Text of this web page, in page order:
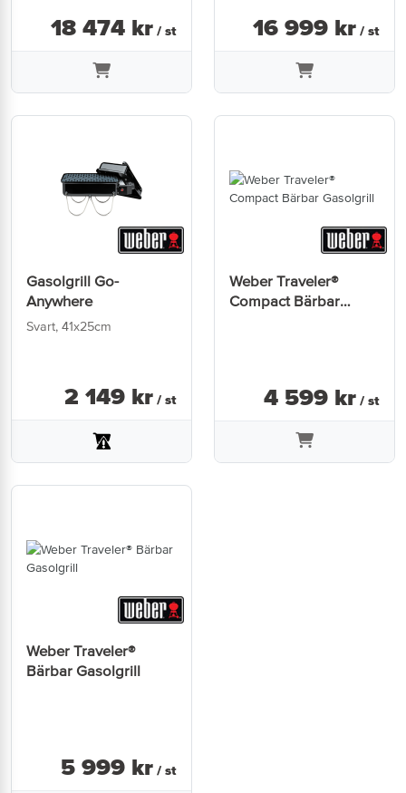
18 474 kr / st 16 999 kr / st
Gasolgrill Go-
Anywhere
Svart, 41x25cm
2 149 kr / st
Weber Traveler®
Compact Bärbar
4 599 kr / st
Weber Traveler®
Bärbar Gasolgrill
5 999 kr / st